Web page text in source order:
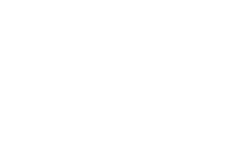
to favorites